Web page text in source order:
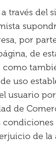
través del
por
de
como
uso
usuario
de
condiciones
de la